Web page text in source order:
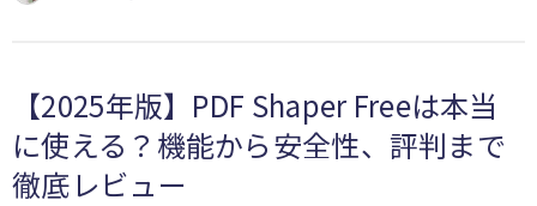
【2025年版】PDF Shaper Freeは本当
に使える？機能から安全性、評判まで
徹底レビュー